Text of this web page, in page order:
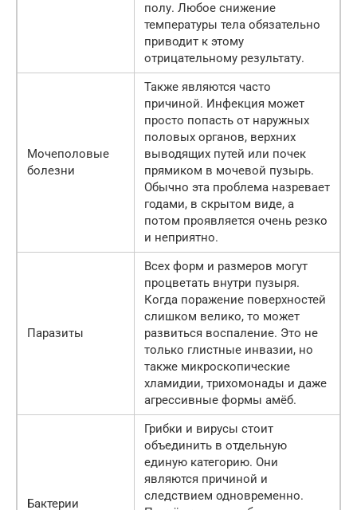
полу. Любое снижение
температуры тела обязательно
приводит к этому
отрицательному результату.
Мочеполовые
болезни
Также являются часто
причиной. Инфекция может
просто попасть от наружных
половых органов, верхних
выводящих путей или почек
прямиком в мочевой пузырь.
Обычно эта проблема назревает
годами, в скрытом виде, а
потом проявляется очень резко
и неприятно.
Паразиты
Всех форм и размеров могут
процветать внутри пузыря.
Когда поражение поверхностей
слишком велико, то может
развиться воспаление. Это не
только глистные инвазии, но
также микроскопические
хламидии, трихомонады и даже
агрессивные формы амёб.
Бактерии
Грибки и вирусы стоит
объединить в отдельную
единую категорию. Они
являются причиной и
следствием одновременно.